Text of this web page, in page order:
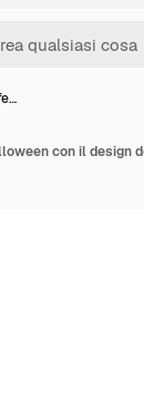
con il design